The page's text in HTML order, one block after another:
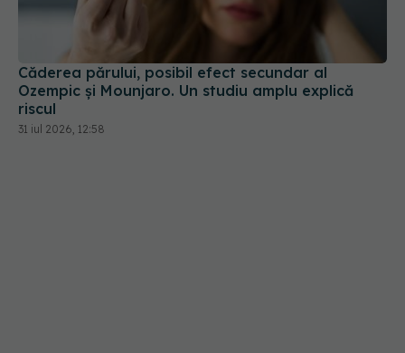
Căderea părului, posibil efect secundar al
Ozempic și Mounjaro. Un studiu amplu explică
riscul
31 iul 2026, 12:58